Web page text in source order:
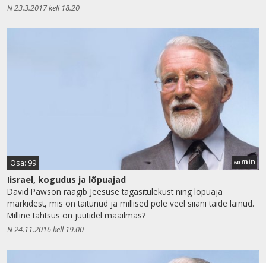
N 23.3.2017 kell 18.20
Osa: 99 60 min
Iisrael, kogudus ja lõpuajad
David Pawson räägib Jeesuse tagasitulekust ning lõpuaja
märkidest, mis on täitunud ja millised pole veel siiani täide läinud.
Milline tähtsus on juutidel maailmas?
N 24.11.2016 kell 19.00